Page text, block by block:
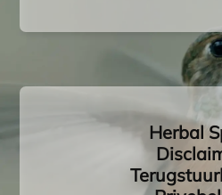
Herbal